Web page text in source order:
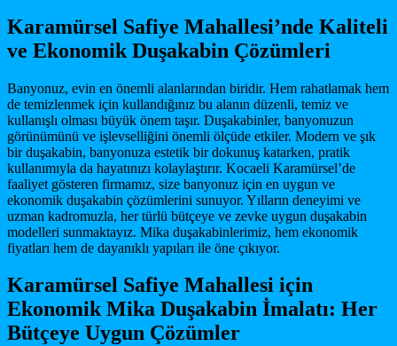
Karamürsel Safiye Mahallesi’nde Kaliteli
ve Ekonomik Duşakabin Çözümleri
Banyonuz, evin en önemli alanlarından biridir. Hem rahatlamak hem
de temizlenmek için kullandığınız bu alanın düzenli, temiz ve
kullanışlı olması büyük önem taşır. Duşakabinler, banyonuzun
görünümünü ve işlevselliğini önemli ölçüde etkiler. Modern ve şık
bir duşakabin, banyonuza estetik bir dokunuş katarken, pratik
kullanımıyla da hayatınızı kolaylaştırır. Kocaeli Karamürsel’de
faaliyet gösteren firmamız, size banyonuz için en uygun ve
ekonomik duşakabin çözümlerini sunuyor. Yılların deneyimi ve
uzman kadromuzla, her türlü bütçeye ve zevke uygun duşakabin
modelleri sunmaktayız. Mika duşakabinlerimiz, hem ekonomik
fiyatları hem de dayanıklı yapıları ile öne çıkıyor.
Karamürsel Safiye Mahallesi için
Ekonomik Mika Duşakabin İmalatı: Her
Bütçeye Uygun Çözümler